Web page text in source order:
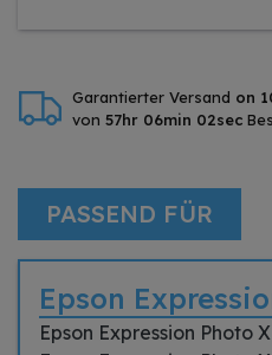
Garantierter Versand on
von 57hr 06min 01sec
PASSEND FÜR
Epson
Epson Expression Photo